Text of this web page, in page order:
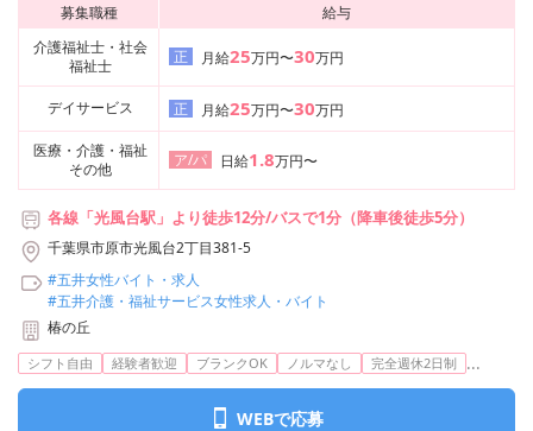
募集職種
給与
介護福祉士・社会
福祉士
正 月給25万円〜30万円
デイサービス 正 月給25万円〜30万円
医療・介護・福祉
その他
ア/パ 日給1.8万円〜
各線「光風台駅」より徒歩12分/バスで1分（降車後徒歩5分）
千葉県市原市光風台2丁目381-5
#五井女性バイト・求人
#五井介護・福祉サービス女性求人・バイト
椿の丘
シフト自由 経験者歓迎 ブランクOK ノルマなし 完全週休2日制 ...
WEBで応募